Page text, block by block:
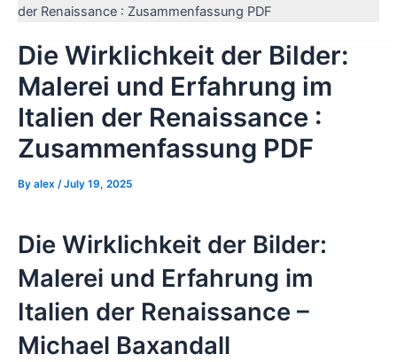
der Renaissance : Zusammenfassung PDF
Die Wirklichkeit der Bilder:
Malerei und Erfahrung im
Italien der Renaissance :
Zusammenfassung PDF
By alex /July 19, 2025
Die Wirklichkeit der Bilder:
Malerei und Erfahrung im
Italien der Renaissance –
Michael Baxandall